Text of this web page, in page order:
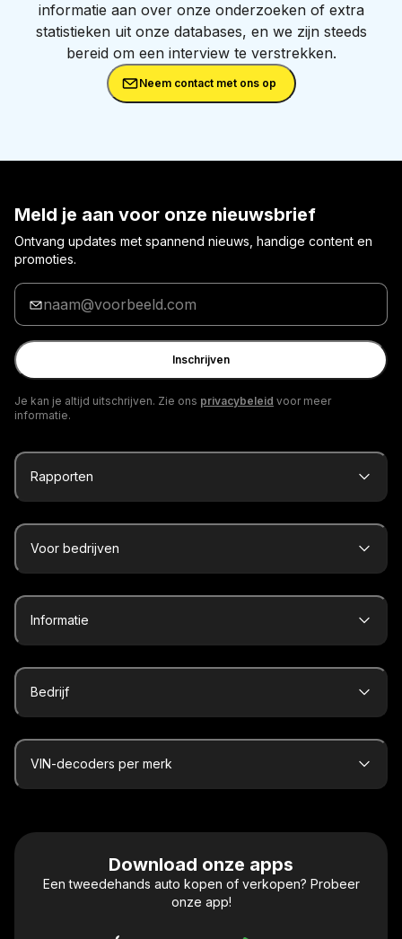
informatie aan over onze onderzoeken of extra
statistieken uit onze databases, en we zijn steeds
bereid om een interview te verstrekken.
Neem contact met ons op
Meld je aan voor onze nieuwsbrief
Ontvang updates met spannend nieuws, handige content en
promoties.
Voer
e-
mailadres
in
Inschrijven
Je kan je altijd uitschrijven. Zie ons privacybeleid voor meer
informatie.
Rapporten
Voor bedrijven
Informatie
Bedrijf
VIN-decoders per merk
Download onze apps
Een tweedehands auto kopen of verkopen? Probeer
onze app!